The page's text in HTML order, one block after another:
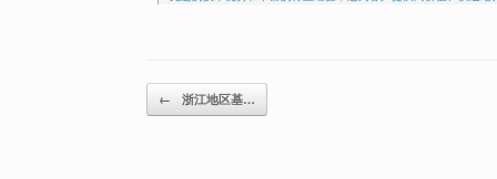
Post navigation
← 浙江地区基…